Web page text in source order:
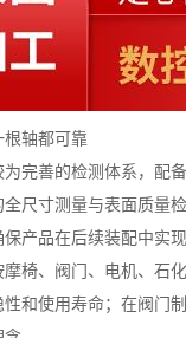
轴都可靠
完善的检测体系，配
尺寸测量与表面质量
产品在后续装配中实现
椅、阀门、电机、石
和使用寿命；在阀门